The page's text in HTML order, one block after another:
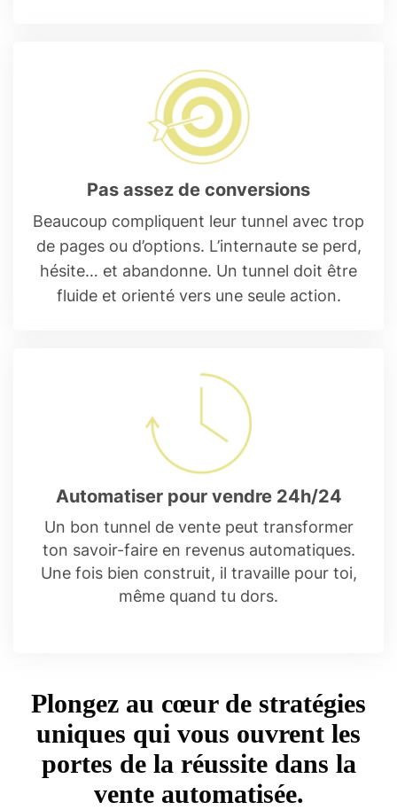
Pas assez de conversions
Beaucoup compliquent leur tunnel avec trop
de pages ou d’options. L’internaute se perd,
hésite… et abandonne. Un tunnel doit être
fluide et orienté vers une seule action.
Automatiser pour vendre 24h/24
Un bon tunnel de vente peut transformer
ton savoir-faire en revenus automatiques.
Une fois bien construit, il travaille pour toi,
même quand tu dors.
Plongez au cœur de stratégies
uniques qui vous ouvrent les
portes de la réussite dans la
vente automatisée.